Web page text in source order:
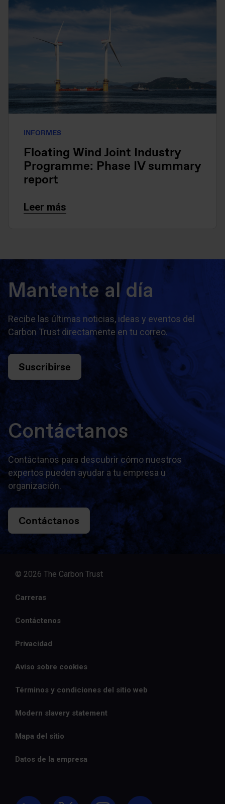
INFORMES
Floating Wind Joint Industry
Programme: Phase IV summary
report
Leer más
Mantente al día
Recibe las últimas noticias, ideas y eventos del
Carbon Trust directamente en tu correo.
Suscribirse
Contáctanos
Contáctanos para descubrir cómo nuestros
expertos pueden ayudar a tu empresa u
organización.
Contáctanos
© 2026 The Carbon Trust
Carreras
Contáctenos
Privacidad
Aviso sobre cookies
Términos y condiciones del sitio web
Modern slavery statement
Mapa del sitio
Datos de la empresa